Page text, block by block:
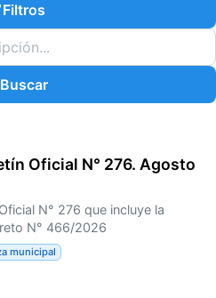
Filtros
Buscar
Oficial N° 276. Agosto
N° 276 que incluye la
N° 466/2026
municipal